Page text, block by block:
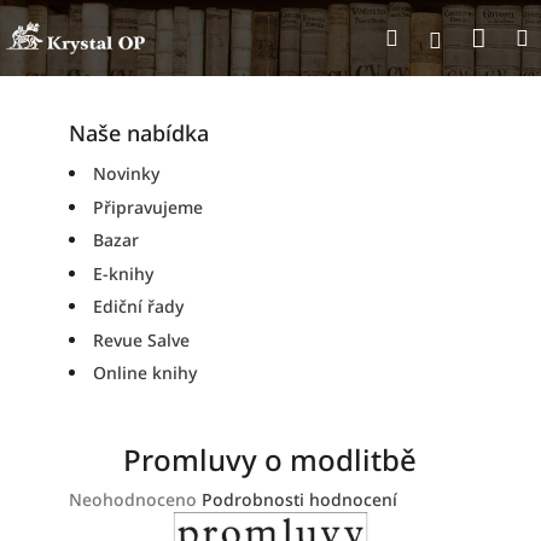
Přejít
na
obsah
Hledat
Naše nabídka
Novinky
Připravujeme
Bazar
E-knihy
Ediční řady
Revue Salve
Online knihy
Promluvy o modlitbě
Průměrné
Neohodnoceno Podrobnosti hodnocení